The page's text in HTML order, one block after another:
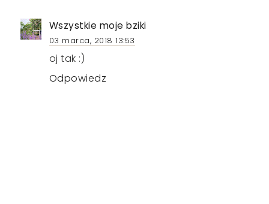
Wszystkie moje bziki
03 marca, 2018 13:53
oj tak :)
Odpowiedz